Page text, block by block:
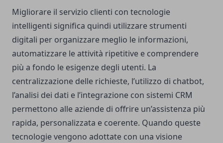
Migliorare il servizio clienti con tecnologie
intelligenti significa quindi utilizzare strumenti
digitali per organizzare meglio le informazioni,
automatizzare le attività ripetitive e comprendere
più a fondo le esigenze degli utenti. La
centralizzazione delle richieste, l’utilizzo di chatbot,
l’analisi dei dati e l’integrazione con sistemi CRM
permettono alle aziende di offrire un’assistenza più
rapida, personalizzata e coerente. Quando queste
tecnologie vengono adottate con una visione